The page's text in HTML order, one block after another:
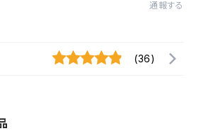
通報する
(36)